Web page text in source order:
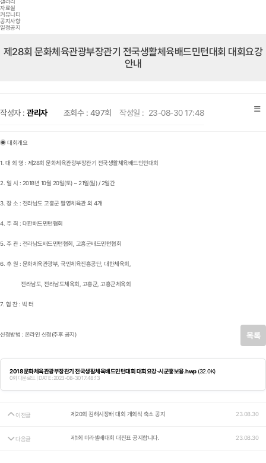
갤러리
자료실
커뮤니티
공지사항
일정공지
제28회 문화체육관광부장관기 전국생활체육배드민턴대회 대회요강
안내
작성자 : 관리자 조회수 : 497회 작성일 : 23-08-30 17:48
◉ 대회개요
1. 대 회 명 : 제28회 문화체육관광부장관기 전국생활체육배드민턴대회
2. 일 시 : 2018년 10월 20일(토) ~ 21일(일) / 2일간
3. 장 소 : 전라남도 고흥군 팔영체육관 외 4개
4. 주 최 : 대한배드민턴협회
5. 주 관 : 전라남도배드민턴협회, 고흥군배드민턴협회
6. 후 원 : 문화체육관광부, 국민체육진흥공단, 대한체육회,
전라남도, 전라남도체육회, 고흥군, 고흥군체육회
7. 협 찬 : 빅 터
신청방법 : 온라인 신청(추후 공지) 목록
2018 문화체육관광부장관기 전국생활체육배드민턴대회 대회요강-시군홍보용.hwp(32.0K)
0회 다운로드 | DATE : 2023-08-30 17:48:13
이전글 제20회 김해시장배 대회 개회식 축소 공지 23.08.30
다음글 제1회 미라셀배대회 대진표 공지합니다. 23.08.30